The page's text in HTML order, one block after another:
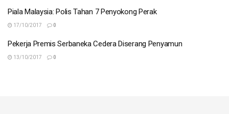
Piala Malaysia: Polis Tahan 7 Penyokong Perak
17/10/2017 0
Pekerja Premis Serbaneka Cedera Diserang Penyamun
13/10/2017 0